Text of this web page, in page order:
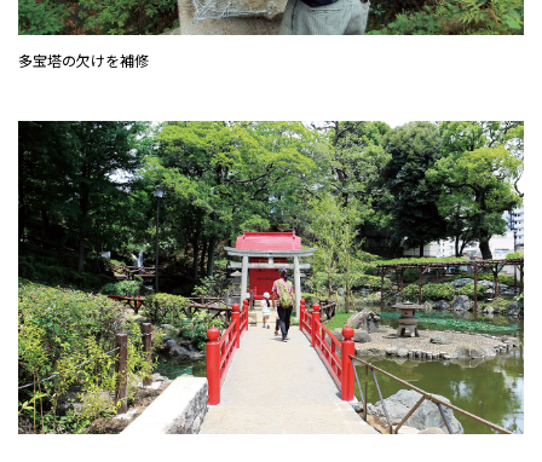
多宝塔の欠けを補修